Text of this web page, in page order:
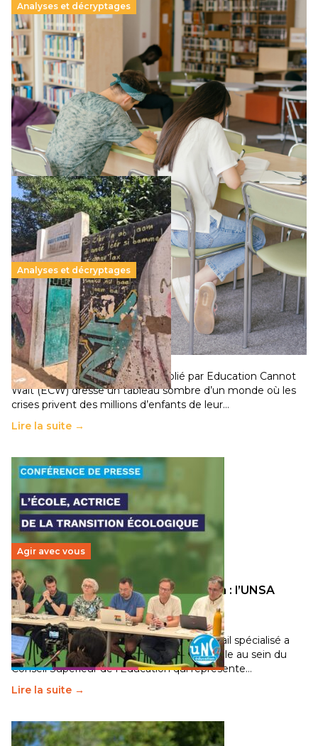
Analyses et décryptages
Supérieur privé : une dérive qui met à mal la
promesse républicaine
11 juillet 2026-
Le projet de loi sur la régulation de l’enseignement
supérieur privé met en lumière l’amplification d’un système
qui relègue l’acte pédagogique au superfétatoire, voire à…
Lire la suite →
Analyses et décryptages
258 millions d’enfants victimes de la guerre, des
chocs climatiques et des déplacements de
population
11 juillet 2026- National
Un nouveau rapport mondial publié par Education Cannot
Wait (ECW) dresse un tableau sombre d’un monde où les
crises privent des millions d’enfants de leur…
Lire la suite →
Agir avec vous
Transition écologique de l’éducation : l’UNSA
Éducation fait bouger les lignes
30 juin 2026-National
Pendant plusieurs mois, un groupe de travail spécialisé a
travaillé sur la transition écologique de l’Ecole au sein du
Conseil Supérieur de l’Éducation qui représente…
Lire la suite →